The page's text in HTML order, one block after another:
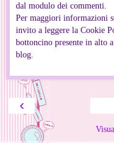
dal modulo dei commenti.
Per maggiori informazioni
invito a leggere la Cookie
bottoncino presente in alto
blog.
‹